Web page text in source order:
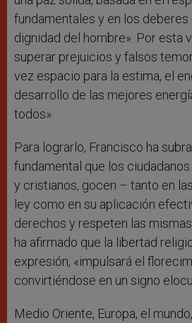
fundamentales y en los
dignidad del hombre». Por esta
superar prejuicios y falsos
vez espacio para la estima, el
desarrollo de las mejores
todos».
Para lograrlo, Francisco ha
fundamental que los
y cristianos, gocen – tanto en
ley como en su aplicación
derechos y respeten las
ha afirmado que la libertad
expresión, «impulsará el
convirtiéndose en un signo
Medio Oriente, Europa, el